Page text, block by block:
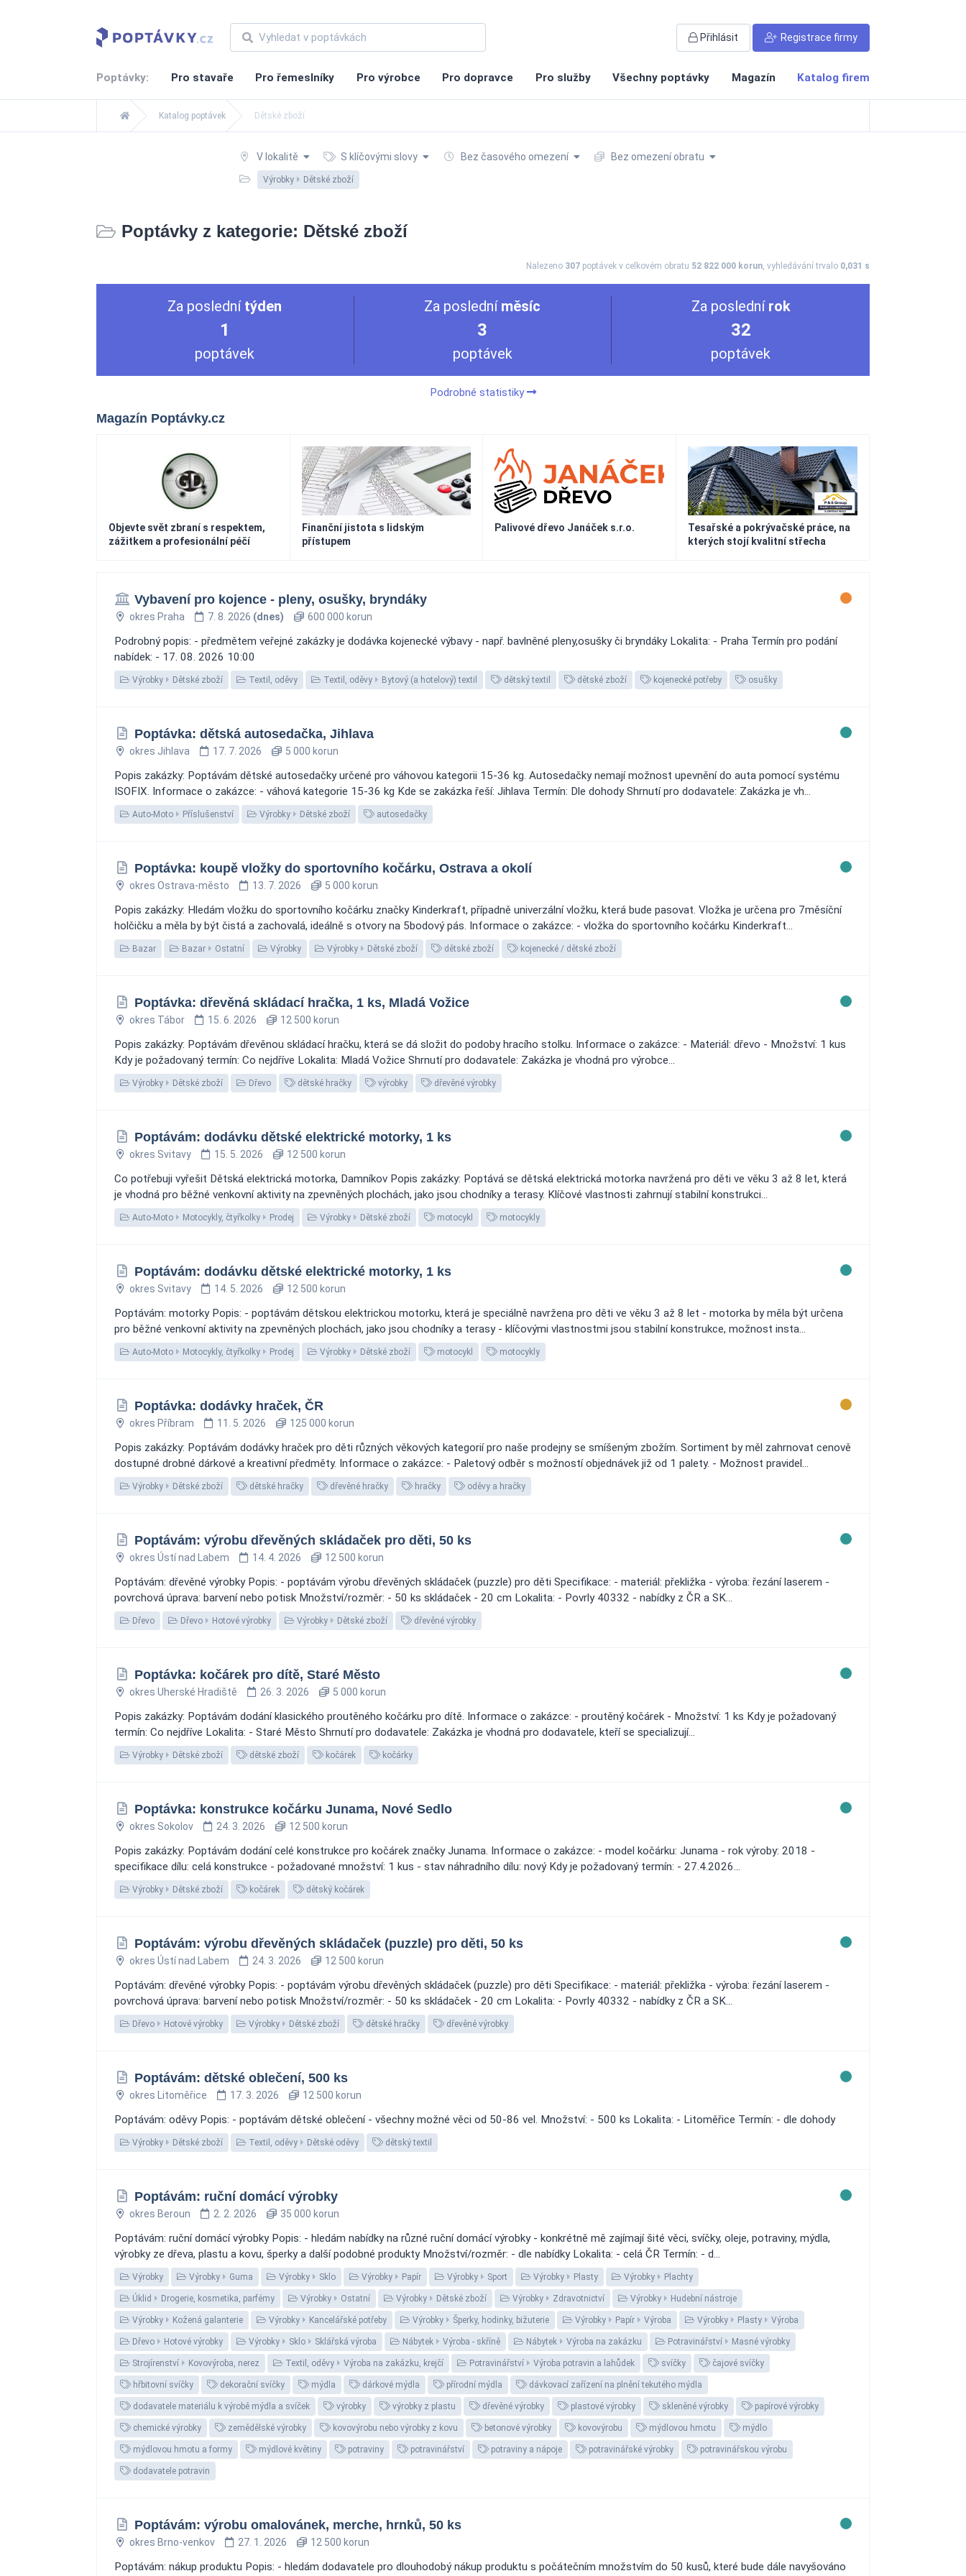
Přihlásit Registrace firmy
Poptávky: Pro stavaře Pro řemeslníky Pro výrobce Pro dopravce Pro služby Všechny poptávky Magazín Katalog firem
Katalog poptávek Dětské zboží
V lokalitě S klíčovými slovy Bez časového omezení Bez omezení obratu
Výrobky Dětské zboží
Poptávky z kategorie: Dětské zboží
Nalezeno 307 poptávek v celkovém obratu 52 822 000 korun, vyhledávání trvalo 0,031 s
Za poslední týden
1
poptávek
Za poslední měsíc
3
poptávek
Za poslední rok
32
poptávek
Podrobné statistiky
Magazín Poptávky.cz
Objevte svět zbraní s respektem,
zážitkem a profesionální péčí
Finanční jistota s lidským
přístupem
Palivové dřevo Janáček s.r.o.
Tesařské a pokrývačské práce, na
kterých stojí kvalitní střecha
Vybavení pro kojence - pleny, osušky, bryndáky
okres Praha 7. 8. 2026 (dnes) 600 000 korun
Podrobný popis: - předmětem veřejné zakázky je dodávka kojenecké výbavy - např. bavlněné pleny,osušky či bryndáky Lokalita: - Praha Termín pro podání
nabídek: - 17. 08. 2026 10:00
Výrobky Dětské zboží Textil, oděvy Textil, oděvy Bytový (a hotelový) textil dětský textil dětské zboží kojenecké potřeby osušky
Poptávka: dětská autosedačka, Jihlava
okres Jihlava 17. 7. 2026 5 000 korun
Popis zakázky: Poptávám dětské autosedačky určené pro váhovou kategorii 15-36 kg. Autosedačky nemají možnost upevnění do auta pomocí systému
ISOFIX. Informace o zakázce: - váhová kategorie 15-36 kg Kde se zakázka řeší: Jihlava Termín: Dle dohody Shrnutí pro dodavatele: Zakázka je vh...
Auto-Moto Příslušenství Výrobky Dětské zboží autosedačky
Poptávka: koupě vložky do sportovního kočárku, Ostrava a okolí
okres Ostrava-město 13. 7. 2026 5 000 korun
Popis zakázky: Hledám vložku do sportovního kočárku značky Kinderkraft, případně univerzální vložku, která bude pasovat. Vložka je určena pro 7měsíční
holčičku a měla by být čistá a zachovalá, ideálně s otvory na 5bodový pás. Informace o zakázce: - vložka do sportovního kočárku Kinderkraft...
Bazar Bazar Ostatní Výrobky Výrobky Dětské zboží dětské zboží kojenecké / dětské zboží
Poptávka: dřevěná skládací hračka, 1 ks, Mladá Vožice
okres Tábor 15. 6. 2026 12 500 korun
Popis zakázky: Poptávám dřevěnou skládací hračku, která se dá složit do podoby hracího stolku. Informace o zakázce: - Materiál: dřevo - Množství: 1 kus
Kdy je požadovaný termín: Co nejdříve Lokalita: Mladá Vožice Shrnutí pro dodavatele: Zakázka je vhodná pro výrobce...
Výrobky Dětské zboží Dřevo dětské hračky výrobky dřevěné výrobky
Poptávám: dodávku dětské elektrické motorky, 1 ks
okres Svitavy 15. 5. 2026 12 500 korun
Co potřebuji vyřešit Dětská elektrická motorka, Damníkov Popis zakázky: Poptává se dětská elektrická motorka navržená pro děti ve věku 3 až 8 let, která
je vhodná pro běžné venkovní aktivity na zpevněných plochách, jako jsou chodníky a terasy. Klíčové vlastnosti zahrnují stabilní konstrukci...
Auto-Moto Motocykly, čtyřkolky Prodej Výrobky Dětské zboží motocykl motocykly
Poptávám: dodávku dětské elektrické motorky, 1 ks
okres Svitavy 14. 5. 2026 12 500 korun
Poptávám: motorky Popis: - poptávám dětskou elektrickou motorku, která je speciálně navržena pro děti ve věku 3 až 8 let - motorka by měla být určena
pro běžné venkovní aktivity na zpevněných plochách, jako jsou chodníky a terasy - klíčovými vlastnostmi jsou stabilní konstrukce, možnost insta...
Auto-Moto Motocykly, čtyřkolky Prodej Výrobky Dětské zboží motocykl motocykly
Poptávka: dodávky hraček, ČR
okres Příbram 11. 5. 2026 125 000 korun
Popis zakázky: Poptávám dodávky hraček pro děti různých věkových kategorií pro naše prodejny se smíšeným zbožím. Sortiment by měl zahrnovat cenově
dostupné drobné dárkové a kreativní předměty. Informace o zakázce: - Paletový odběr s možností objednávek již od 1 palety. - Možnost pravidel...
Výrobky Dětské zboží dětské hračky dřevěné hračky hračky oděvy a hračky
Poptávám: výrobu dřevěných skládaček pro děti, 50 ks
okres Ústí nad Labem 14. 4. 2026 12 500 korun
Poptávám: dřevěné výrobky Popis: - poptávám výrobu dřevěných skládaček (puzzle) pro děti Specifikace: - materiál: překližka - výroba: řezání laserem -
povrchová úprava: barvení nebo potisk Množství/rozměr: - 50 ks skládaček - 20 cm Lokalita: - Povrly 40332 - nabídky z ČR a SK...
Dřevo Dřevo Hotové výrobky Výrobky Dětské zboží dřevěné výrobky
Poptávka: kočárek pro dítě, Staré Město
okres Uherské Hradiště 26. 3. 2026 5 000 korun
Popis zakázky: Poptávám dodání klasického proutěného kočárku pro dítě. Informace o zakázce: - proutěný kočárek - Množství: 1 ks Kdy je požadovaný
termín: Co nejdříve Lokalita: - Staré Město Shrnutí pro dodavatele: Zakázka je vhodná pro dodavatele, kteří se specializují...
Výrobky Dětské zboží dětské zboží kočárek kočárky
Poptávka: konstrukce kočárku Junama, Nové Sedlo
okres Sokolov 24. 3. 2026 12 500 korun
Popis zakázky: Poptávám dodání celé konstrukce pro kočárek značky Junama. Informace o zakázce: - model kočárku: Junama - rok výroby: 2018 -
specifikace dílu: celá konstrukce - požadované množství: 1 kus - stav náhradního dílu: nový Kdy je požadovaný termín: - 27.4.2026...
Výrobky Dětské zboží kočárek dětský kočárek
Poptávám: výrobu dřevěných skládaček (puzzle) pro děti, 50 ks
okres Ústí nad Labem 24. 3. 2026 12 500 korun
Poptávám: dřevěné výrobky Popis: - poptávám výrobu dřevěných skládaček (puzzle) pro děti Specifikace: - materiál: překližka - výroba: řezání laserem -
povrchová úprava: barvení nebo potisk Množství/rozměr: - 50 ks skládaček - 20 cm Lokalita: - Povrly 40332 - nabídky z ČR a SK...
Dřevo Hotové výrobky Výrobky Dětské zboží dětské hračky dřevěné výrobky
Poptávám: dětské oblečení, 500 ks
okres Litoměřice 17. 3. 2026 12 500 korun
Poptávám: oděvy Popis: - poptávám dětské oblečení - všechny možné věci od 50-86 vel. Množství: - 500 ks Lokalita: - Litoměřice Termín: - dle dohody
Výrobky Dětské zboží Textil, oděvy Dětské oděvy dětský textil
Poptávám: ruční domácí výrobky
okres Beroun 2. 2. 2026 35 000 korun
Poptávám: ruční domácí výrobky Popis: - hledám nabídky na různé ruční domácí výrobky - konkrétně mě zajímají šité věci, svíčky, oleje, potraviny, mýdla,
výrobky ze dřeva, plastu a kovu, šperky a další podobné produkty Množství/rozměr: - dle nabídky Lokalita: - celá ČR Termín: - d...
Výrobky Výrobky Guma Výrobky Sklo Výrobky Papír Výrobky Sport Výrobky Plasty Výrobky Plachty
Úklid Drogerie, kosmetika, parfémy Výrobky Ostatní Výrobky Dětské zboží Výrobky Zdravotnictví Výrobky Hudební nástroje
Výrobky Kožená galanterie Výrobky Kancelářské potřeby Výrobky Šperky, hodinky, bižuterie Výrobky Papír Výroba Výrobky Plasty Výroba
Dřevo Hotové výrobky Výrobky Sklo Sklářská výroba Nábytek Výroba - skříně Nábytek Výroba na zakázku Potravinářství Masné výrobky
Strojírenství Kovovýroba, nerez Textil, oděvy Výroba na zakázku, krejčí Potravinářství Výroba potravin a lahůdek svíčky čajové svíčky
hřbitovní svíčky dekorační svíčky mýdla dárkové mýdla přírodní mýdla dávkovací zařízení na plnění tekutého mýdla
dodavatele materiálu k výrobě mýdla a svíček výrobky výrobky z plastu dřevěné výrobky plastové výrobky skleněné výrobky papírové výrobky
chemické výrobky zemědělské výrobky kovovýrobu nebo výrobky z kovu betonové výrobky kovovýrobu mýdlovou hmotu mýdlo
mýdlovou hmotu a formy mýdlové květiny potraviny potravinářství potraviny a nápoje potravinářské výrobky potravinářskou výrobu
dodavatele potravin
Poptávám: výrobu omalovánek, merche, hrnků, 50 ks
okres Brno-venkov 27. 1. 2026 12 500 korun
Poptávám: nákup produktu Popis: - hledám dodavatele pro dlouhodobý nákup produktu s počátečním množstvím do 50 kusů, které bude dále navyšováno